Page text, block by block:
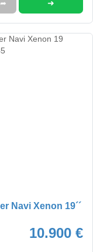
➦ ➜
Navi Xenon 19´´
10.900 €